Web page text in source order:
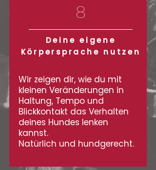
8
Deine eigene
Körpersprache nutzen
Wir zeigen dir, wie du mit
kleinen Veränderungen in
Haltung, Tempo und
Blickkontakt das Verhalten
deines Hundes lenken
kannst.
Natürlich und hundgerecht.